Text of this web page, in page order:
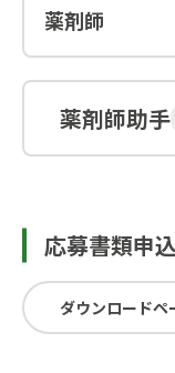
薬剤師
薬剤師助手
応募書類申
ダウンロードペ